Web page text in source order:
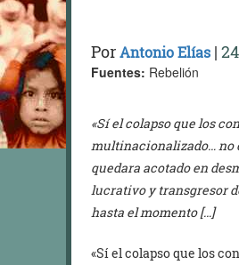
PorAntonio Elías |
Fuentes: Rebelión
«Sí el colapso que los
multinacionalizado… no
quedara acotado en
lucrativo y transgresor
hasta el momento […]
«Sí el colapso que los